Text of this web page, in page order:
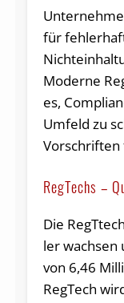
für
Moderne
es,
Umfeld zu
RegTechs –
Die
ler wach­sen
von 6,46
Reg­Tech